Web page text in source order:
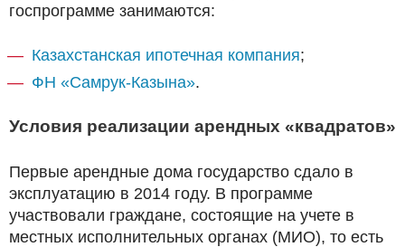
госпрограмме занимаются:
Казахстанская ипотечная компания;
ФН «Самрук-Казына».
Условия реализации арендных «квадратов»
Первые арендные дома государство сдало в
эксплуатацию в 2014 году. В программе
участвовали граждане, состоящие на учете в
местных исполнительных органах (МИО), то есть